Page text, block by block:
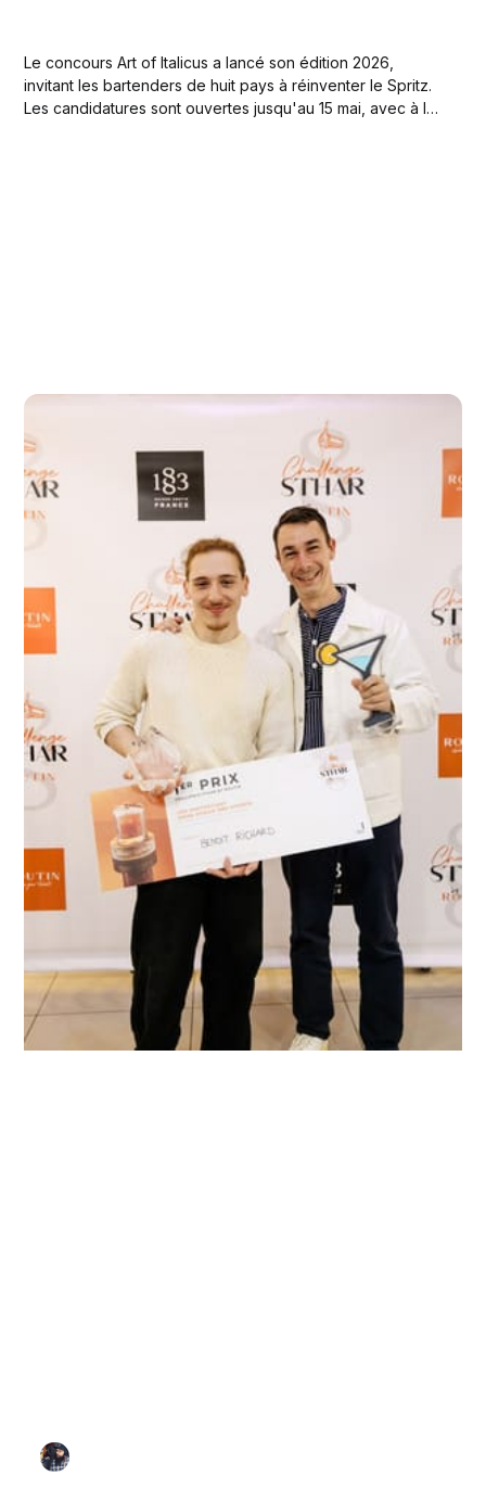
Le concours Art of Italicus a lancé son édition 2026,
invitant les bartenders de huit pays à réinventer le Spritz.
Les candidatures sont ouvertes jusqu'au 15 mai, avec à la